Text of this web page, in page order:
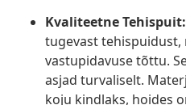
Kvaliteetne Tehispuit:
tugevast tehispuidust,
vastupidavuse tõttu.
asjad turvaliselt.
koju kindlaks, hoides